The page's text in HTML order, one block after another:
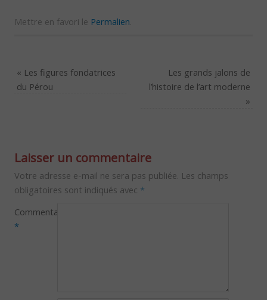
Mettre en favori le Permalien
« Les figures fondatrices
du Pérou
Les grands jalons de
l’histoire de l’art moderne
»
Laisser un commentaire
Votre adresse e-mail ne sera pas publiée. Les champs
obligatoires sont indiqués avec *
Commentaire
*